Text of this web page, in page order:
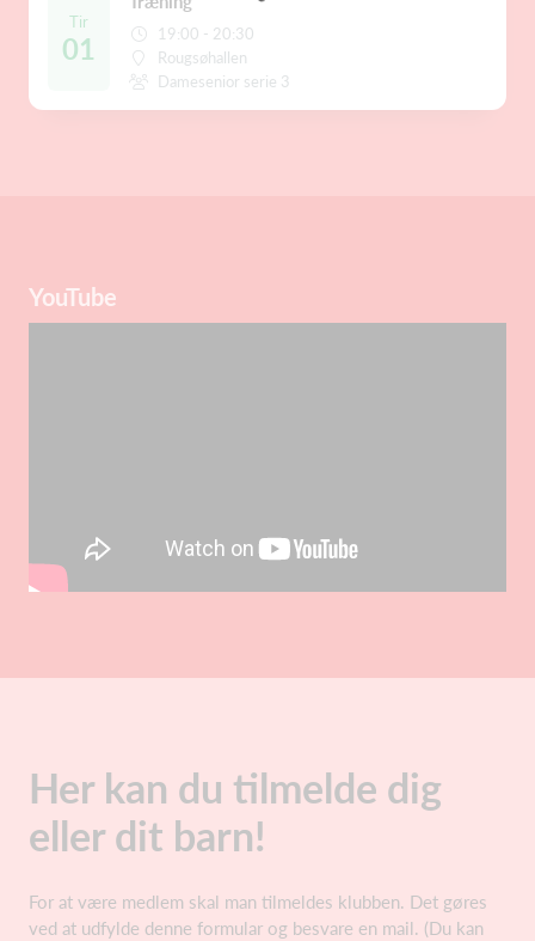
Tir
01
19:00 - 20:30
Rougsøhallen
Damesenior serie 3
YouTube
Her kan du tilmelde dig
eller dit barn!
For at være medlem skal man tilmeldes klubben. Det gøres
ved at udfylde denne formular og besvare en mail. (Du kan